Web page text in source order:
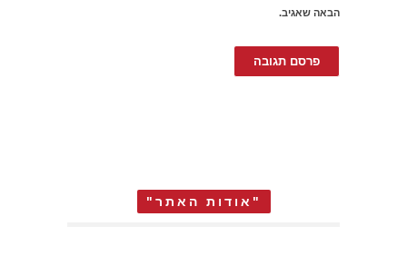
הבאה שאגיב.
"אודות האתר"